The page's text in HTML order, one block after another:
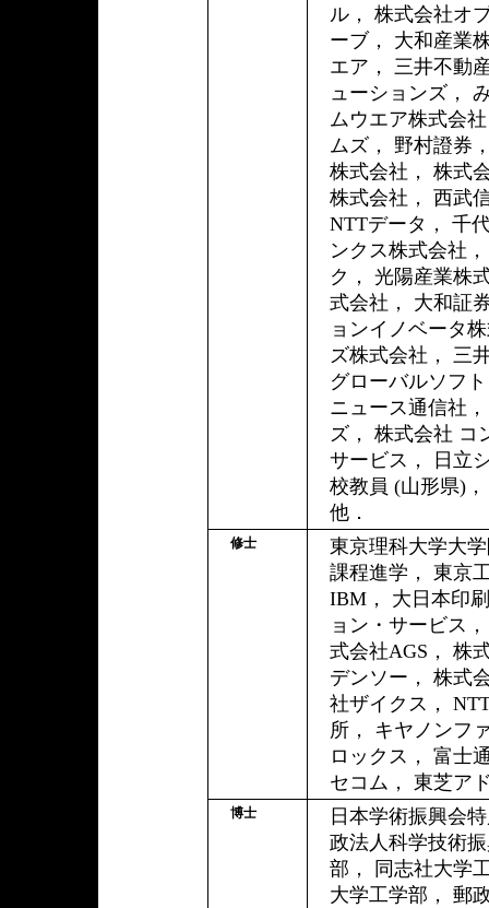
ル， 株式会社オ
ーブ， 大和産業
エア， 三井不動
ューションズ，
ムウエア株式会
ムズ， 野村證券
株式会社， 株式
株式会社， 西武
NTTデータ， 千
ンクス株式会社
ク， 光陽産業株
式会社， 大和証
ョンイノベータ
ズ株式会社， 三
グローバルソフ
ニュース通信社
ズ， 株式会社 コ
サービス， 日立
校教員 (山形県)
他．
修士
東京理科大学大
課程進学， 東京
IBM， 大日本印
ョン・サービス
式会社AGS， 株
デンソー， 株式
社ザイクス，
所， キヤノンフ
ロックス， 富士
セコム， 東芝ア
博士
日本学術振興会
政法人科学技術
部， 同志社大学
大学工学部， 郵